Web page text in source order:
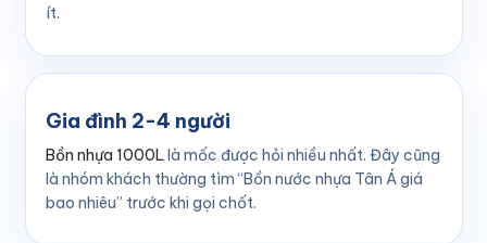
ít.
Gia đình 2-4 người
Bồn nhựa 1000Llà mốc được hỏi nhiều nhất. Đây cũng
là nhóm khách thường tìm “Bồn nước nhựa Tân Á giá
bao nhiêu” trước khi gọi chốt.